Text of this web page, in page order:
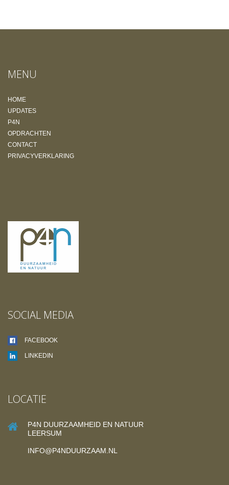
MENU
HOME
UPDATES
P4N
OPDRACHTEN
CONTACT
PRIVACYVERKLARING
SOCIAL MEDIA
FACEBOOK
LINKEDIN
LOCATIE
P4N DUURZAAMHEID EN NATUUR
LEERSUM
INFO@P4NDUURZAAM.NL